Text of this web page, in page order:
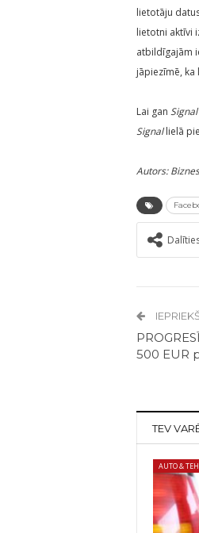
lietotāju
lietotni aktīvi
atbildīgajām
jāpiezīmē,
Lai gan
Signallielā
Autors:
500 EUR
TEV
AUTO &